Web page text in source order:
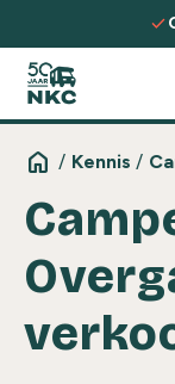
Spring naar de check
home / Kennis /